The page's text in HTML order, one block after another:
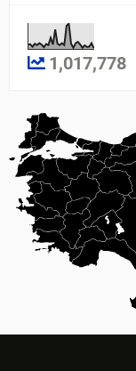
1,017,778